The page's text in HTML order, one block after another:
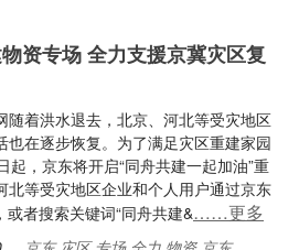
资专场 全力支援京冀灾区复
随着洪水退去，北京、河北等受灾地区
也在逐步恢复。为了满足灾区重建家园
起，京东将开启“同舟共建一起加油”重
北等受灾地区企业和个人用户通过京东
者搜索关键词“同舟共建&……更多